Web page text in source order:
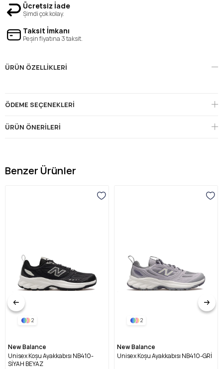
Ücretsiz İade
Şimdi çok kolay.
Taksit İmkanı
Peşin fiyatına 3 taksit.
ÜRÜN ÖZELLIKLERI
ÖDEME SEÇENEKLERI
ÜRÜN ÖNERILERI
Benzer Ürünler
2
New Balance
Unisex Koşu Ayakkabısı NB410-
SİYAH BEYAZ
2
New Balance
Unisex Koşu Ayakkabısı NB410-GRİ